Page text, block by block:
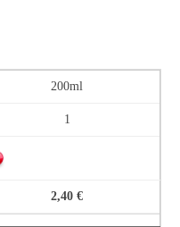
200ml
1
2,40 €